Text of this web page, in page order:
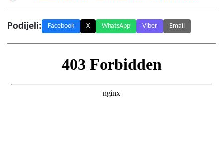
Podijeli: Facebook X WhatsApp Viber Email